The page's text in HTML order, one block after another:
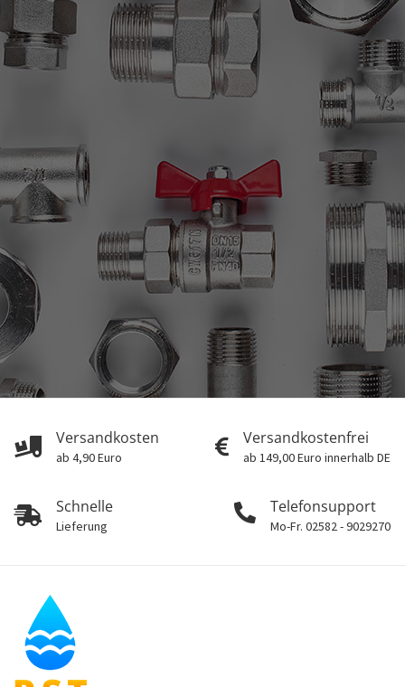
Versandkosten
ab 4,90 Euro
Versandkostenfrei
ab 149,00 Euro innerhalb DE
Schnelle
Lieferung
Telefonsupport
Mo-Fr. 02582 - 9029270